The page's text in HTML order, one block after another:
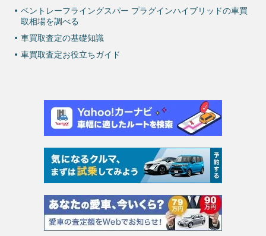
ベントレーフライングスパー プラグインハイブリッドの車買
取相場を調べる
車買取査定の基礎知識
車買取査定お役立ちガイド